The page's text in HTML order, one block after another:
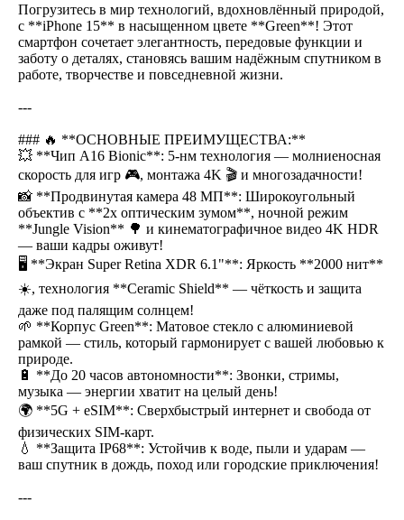
Погрузитесь в мир технологий, вдохновлённый природой,
с **iPhone 15** в насыщенном цвете **Green**! Этот
смартфон сочетает элегантность, передовые функции и
заботу о деталях, становясь вашим надёжным спутником в
работе, творчестве и повседневной жизни.
---
### 🔥 **ОСНОВНЫЕ ПРЕИМУЩЕСТВА:**
💥 **Чип A16 Bionic**: 5-нм технология — молниеносная
скорость для игр 🎮, монтажа 4K 🎬 и многозадачности!
📸 **Продвинутая камера 48 МП**: Широкоугольный
объектив с **2x оптическим зумом**, ночной режим
**Jungle Vision** 🌳 и кинематографичное видео 4K HDR
— ваши кадры оживут!
🖥 **Экран Super Retina XDR 6.1"**: Яркость **2000 нит**
☀️, технология **Ceramic Shield** — чёткость и защита
даже под палящим солнцем!
🌱 **Корпус Green**: Матовое стекло с алюминиевой
рамкой — стиль, который гармонирует с вашей любовью к
природе.
🔋 **До 20 часов автономности**: Звонки, стримы,
музыка — энергии хватит на целый день!
🌍 **5G + eSIM**: Сверхбыстрый интернет и свобода от
физических SIM-карт.
💧 **Защита IP68**: Устойчив к воде, пыли и ударам —
ваш спутник в дождь, поход или городские приключения!
---